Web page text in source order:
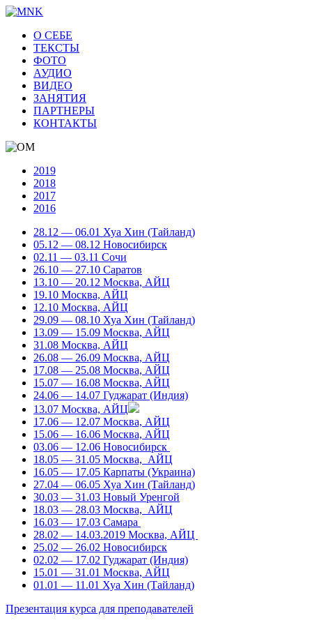
О СЕБЕ
ТЕКСТЫ
ФОТО
АУДИО
ВИДЕО
ЗАНЯТИЯ
ПАРТНЕРЫ
КОНТАКТЫ
2019
2018
2017
2016
28.12 — 06.01 Хуа Хин (Тайланд)
05.12 — 08.12 Новосибирск
02.11 — 03.11 Сочи
26.10 — 27.10 Саратов
13.10 — 20.12 Москва, АЙЦ
19.10 Москва, АЙЦ
12.10 Москва, АЙЦ
29.09 — 08.10 Хуа Хин (Тайланд)
13.09 — 15.09 Москва, АЙЦ
31.08 Москва, АЙЦ
26.08 — 26.09 Москва, АЙЦ
17.08 — 25.08 Москва, АЙЦ
15.07 — 16.08 Москва, АЙЦ
24.06 — 14.07 Гуджарат (Индия)
13.07 Москва, АЙЦ
17.06 — 12.07 Москва, АЙЦ
15.06 — 16.06 Москва, АЙЦ
03.06 — 12.06 Новосибирск
18.05 — 31.05 Москва, АЙЦ
16.05 — 17.05 Карпаты (Украина)
27.04 — 06.05 Хуа Хин (Тайланд)
30.03 — 31.03 Новый Уренгой
18.03 — 28.03 Москва, АЙЦ
16.03 — 17.03 Самара
28.02 — 14.03.2019 Москва, АЙЦ
25.02 — 26.02 Новосибирск
02.02 — 17.02 Гуджарат (Индия)
15.01 — 31.01 Москва, АЙЦ
01.01 — 11.01 Хуа Хин (Тайланд)
Презентация курса для преподавателей